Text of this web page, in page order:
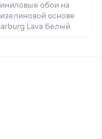
обои на
основе
Lava Белый